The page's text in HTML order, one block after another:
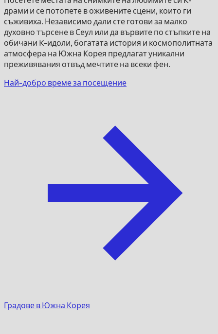
драми и се потопете в оживените сцени, които ги
съживиха. Независимо дали сте готови за малко
духовно търсене в Сеул или да вървите по стъпките на
обичани K-идоли, богатата история и космополитната
атмосфера на Южна Корея предлагат уникални
преживявания отвъд мечтите на всеки фен.
Най-добро време за посещение
Градове в Южна Корея